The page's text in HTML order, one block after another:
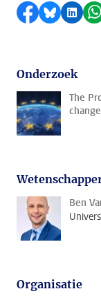
Delen op
Delen via
Onderzoek
The
Ben
Organisatie